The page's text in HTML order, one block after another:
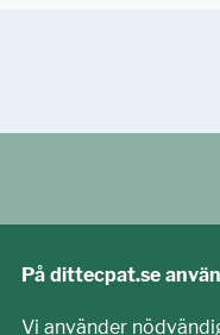
På dittecpat.se
Vi använder